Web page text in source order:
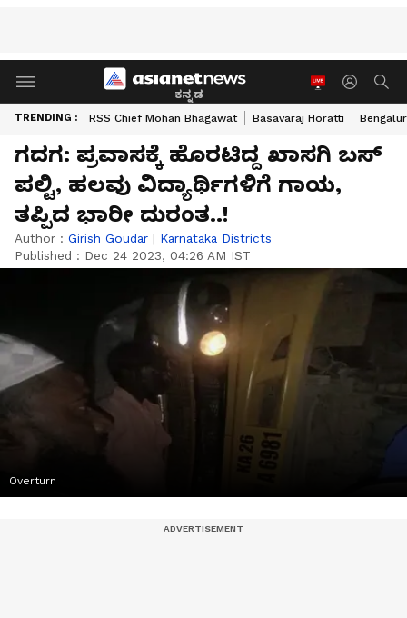
ಕನ್ನಡ
TRENDING : RSS Chief Mohan Bhagawat Basavaraj Horatti
ಗದಗ: ಪ್ರವಾಸಕ್ಕೆ ಹೊರಟಿದ್ದ ಖಾಸಗಿ ಬಸ್‌
ಪಲ್ಟಿ, ಹಲವು ವಿದ್ಯಾರ್ಥಿಗಳಿಗೆ ಗಾಯ,
ತಪ್ಪಿದ ಭಾರೀ ದುರಂತ..!
Author : Girish Goudar | Karnataka Districts
Published : Dec 24 2023, 04:26 AM IST
Overturn